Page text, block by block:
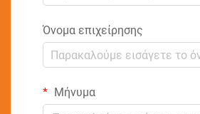
Όνομα επιχείρησης
Μήνυμα